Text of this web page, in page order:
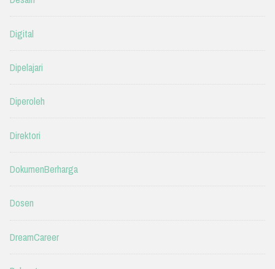
Digital
Dipelajari
Diperoleh
Direktori
DokumenBerharga
Dosen
DreamCareer